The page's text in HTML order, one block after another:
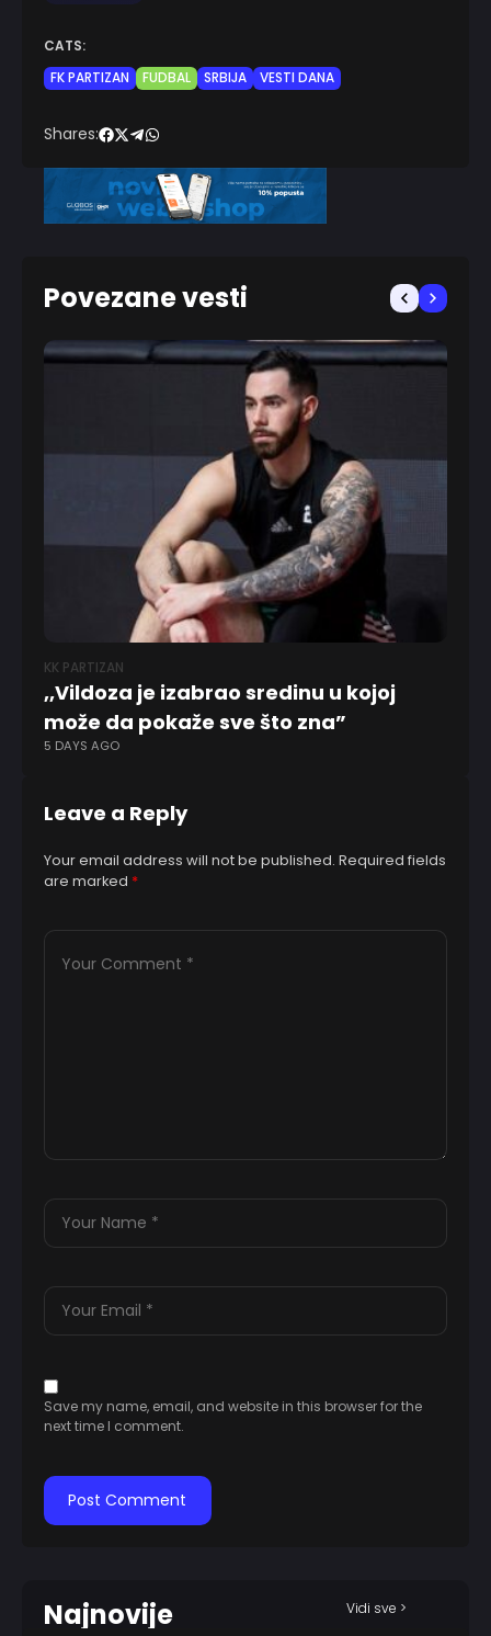
CATS:
FK PARTIZAN
FUDBAL SRBIJA VESTI DANA
Shares:
Povezane vesti
KK PARTIZAN
,,Vildoza je izabrao sredinu u kojoj
može da pokaže sve što zna”
5 DAYS AGO
Leave a Reply
Your email address will not be published. Required fields
are marked *
Save my name, email, and website in this browser for the
next time I comment.
Najnovije Vidi sve >